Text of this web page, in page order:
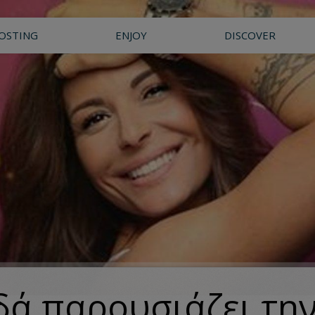
ENJOY DISCOVER